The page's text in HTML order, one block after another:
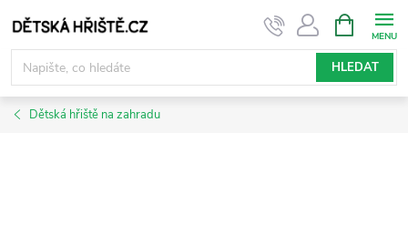
na
obsah
HLEDAT
NÁKUPNÍ
KOŠÍK
Dětská hřiště na zahradu